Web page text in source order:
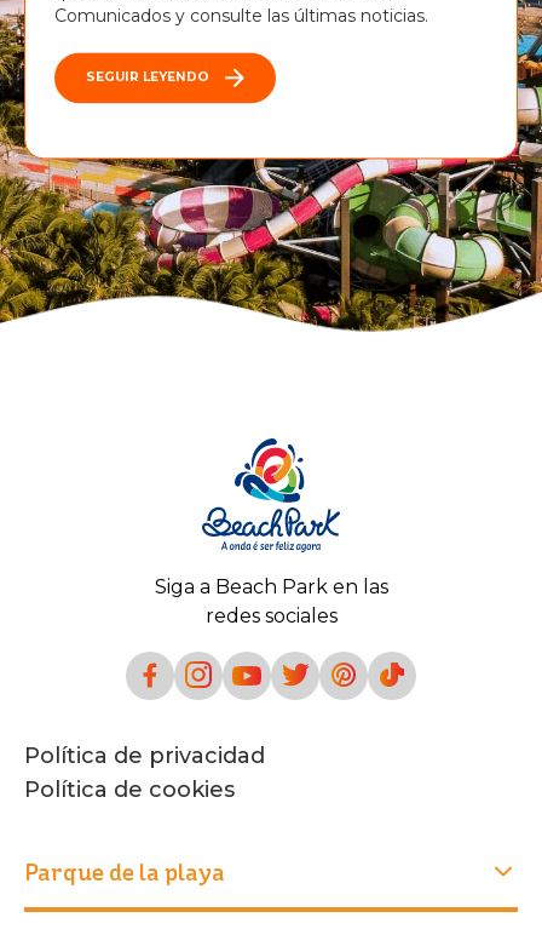
Comunicados y consulte las últimas noticias.
SEGUIR LEYENDO
Siga a Beach Park en las
redes sociales
Política de privacidad
Política de cookies
Parque de la playa